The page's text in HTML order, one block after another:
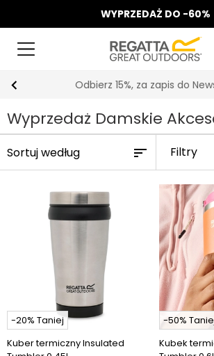
WYPRZEDAŻ DO -60%
Odbierz 15%, za zapis do
Wyprzedaż Damskie
Filtry
-20% Taniej
Kuber termiczny Insulated
-50%
Kubek